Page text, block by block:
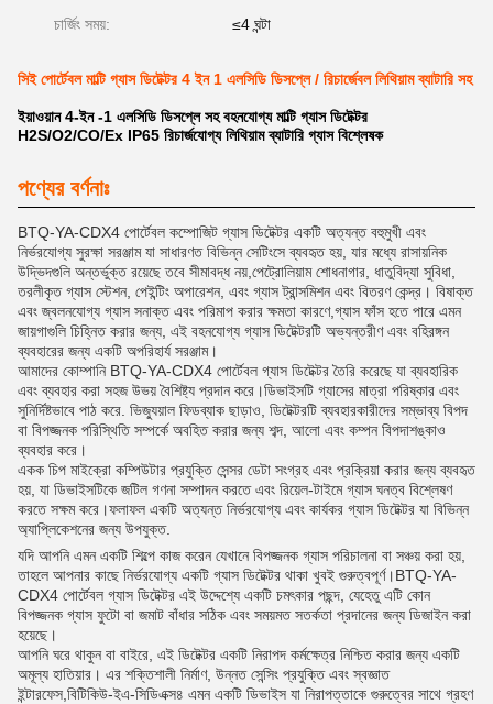
চার্জিং সময়: ≤4 ঘন্টা
সিই পোর্টেবল মাল্টি গ্যাস ডিটেক্টর 4 ইন 1 এলসিডি ডিসপ্লে / রিচার্জেবল লিথিয়াম ব্যাটারি সহ
ইয়াওয়ান 4-ইন -1 এলসিডি ডিসপ্লে সহ বহনযোগ্য মাল্টি গ্যাস ডিটেক্টর
H2S/O2/CO/Ex IP65 রিচার্জযোগ্য লিথিয়াম ব্যাটারি গ্যাস বিশ্লেষক
পণ্যের বর্ণনাঃ
BTQ-YA-CDX4 পোর্টেবল কম্পোজিট গ্যাস ডিটেক্টর একটি অত্যন্ত বহুমুখী এবং
নির্ভরযোগ্য সুরক্ষা সরঞ্জাম যা সাধারণত বিভিন্ন সেটিংসে ব্যবহৃত হয়, যার মধ্যে রাসায়নিক
উদ্ভিদগুলি অন্তর্ভুক্ত রয়েছে তবে সীমাবদ্ধ নয়,পেট্রোলিয়াম শোধনাগার, ধাতুবিদ্যা সুবিধা,
তরলীকৃত গ্যাস স্টেশন, পেইন্টিং অপারেশন, এবং গ্যাস ট্রান্সমিশন এবং বিতরণ কেন্দ্র। বিষাক্ত
এবং জ্বলনযোগ্য গ্যাস সনাক্ত এবং পরিমাপ করার ক্ষমতা কারণে,গ্যাস ফাঁস হতে পারে এমন
জায়গাগুলি চিহ্নিত করার জন্য, এই বহনযোগ্য গ্যাস ডিটেক্টরটি অভ্যন্তরীণ এবং বহিরঙ্গন
ব্যবহারের জন্য একটি অপরিহার্য সরঞ্জাম।
আমাদের কোম্পানি BTQ-YA-CDX4 পোর্টেবল গ্যাস ডিটেক্টর তৈরি করেছে যা ব্যবহারিক
এবং ব্যবহার করা সহজ উভয় বৈশিষ্ট্য প্রদান করে।ডিভাইসটি গ্যাসের মাত্রা পরিষ্কার এবং
সুনির্দিষ্টভাবে পাঠ করে. ভিজ্যুয়াল ফিডব্যাক ছাড়াও, ডিটেক্টরটি ব্যবহারকারীদের সম্ভাব্য বিপদ
বা বিপজ্জনক পরিস্থিতি সম্পর্কে অবহিত করার জন্য শব্দ, আলো এবং কম্পন বিপদাশঙ্কাও
ব্যবহার করে।
একক চিপ মাইক্রো কম্পিউটার প্রযুক্তি সেন্সর ডেটা সংগ্রহ এবং প্রক্রিয়া করার জন্য ব্যবহৃত
হয়, যা ডিভাইসটিকে জটিল গণনা সম্পাদন করতে এবং রিয়েল-টাইমে গ্যাস ঘনত্ব বিশ্লেষণ
করতে সক্ষম করে।ফলাফল একটি অত্যন্ত নির্ভরযোগ্য এবং কার্যকর গ্যাস ডিটেক্টর যা বিভিন্ন
অ্যাপ্লিকেশনের জন্য উপযুক্ত.
যদি আপনি এমন একটি শিল্পে কাজ করেন যেখানে বিপজ্জনক গ্যাস পরিচালনা বা সঞ্চয় করা হয়,
তাহলে আপনার কাছে নির্ভরযোগ্য একটি গ্যাস ডিটেক্টর থাকা খুবই গুরুত্বপূর্ণ।BTQ-YA-
CDX4 পোর্টেবল গ্যাস ডিটেক্টর এই উদ্দেশ্যে একটি চমৎকার পছন্দ, যেহেতু এটি কোন
বিপজ্জনক গ্যাস ফুটো বা জমাট বাঁধার সঠিক এবং সময়মত সতর্কতা প্রদানের জন্য ডিজাইন করা
হয়েছে।
আপনি ঘরে থাকুন বা বাইরে, এই ডিটেক্টর একটি নিরাপদ কর্মক্ষেত্র নিশ্চিত করার জন্য একটি
অমূল্য হাতিয়ার। এর শক্তিশালী নির্মাণ, উন্নত সেন্সিং প্রযুক্তি এবং স্বজ্ঞাত
ইন্টারফেস,বিটিকিউ-ইএ-সিডিএক্স৪ এমন একটি ডিভাইস যা নিরাপত্তাকে গুরুত্বের সাথে গ্রহণ